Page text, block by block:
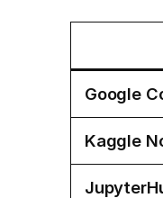
Google
Kaggle